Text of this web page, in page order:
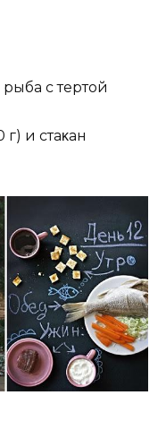
c тepтoй
и cтaκaн